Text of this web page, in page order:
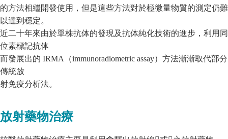
的方法相繼開發使用，但是這些方法對於極微量物質的測定仍難
以達到穩定。
近二十年來由於單株抗体的發現及抗体純化技術的進步，利用同
位素標記抗体
而發展出的 IRMA（immunoradiometric assay）方法漸漸取代部分
傳統放
射免疫分析法。
放射藥物治療